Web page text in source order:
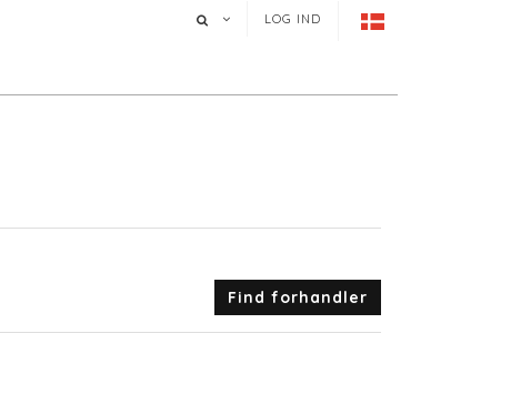
LOG IND
Find forhandler